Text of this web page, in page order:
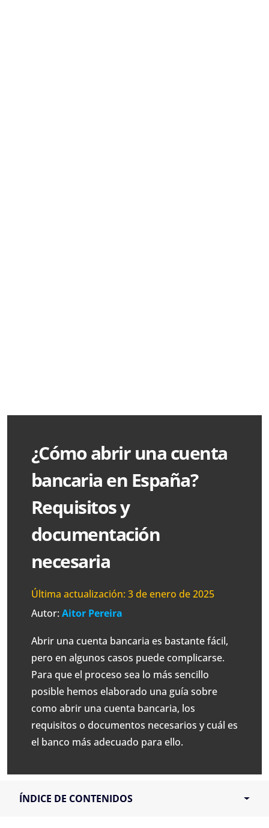
¿Cómo abrir una cuenta
bancaria en España?
Requisitos y
documentación
necesaria
Última actualización: 3 de enero de 2025
Autor: Aitor Pereira
Abrir una cuenta bancaria es bastante fácil,
pero en algunos casos puede complicarse.
Para que el proceso sea lo más sencillo
posible hemos elaborado una guía sobre
como abrir una cuenta bancaria, los
requisitos o documentos necesarios y cuál es
el banco más adecuado para ello.
ÍNDICE DE CONTENIDOS